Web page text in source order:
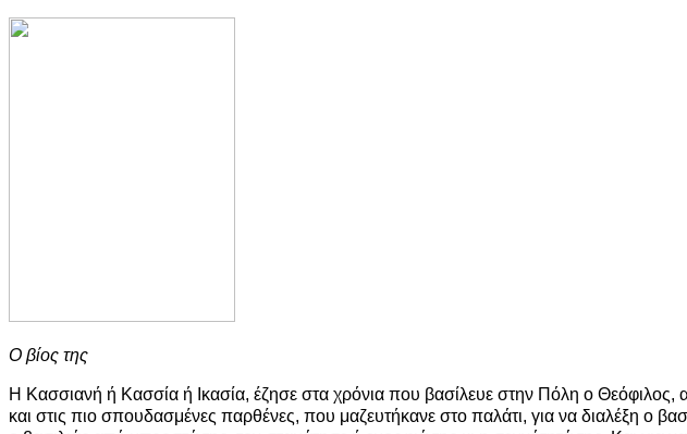
Ο βίος της
Η Κασσιανή ή Κασσία ή Ικασία, έζησε στα χρόνια που βασίλευε στην Πόλη ο
και στις πιο σπουδασμένες παρθένες, που μαζευτήκανε στο παλάτι, για να διαλέξη ο